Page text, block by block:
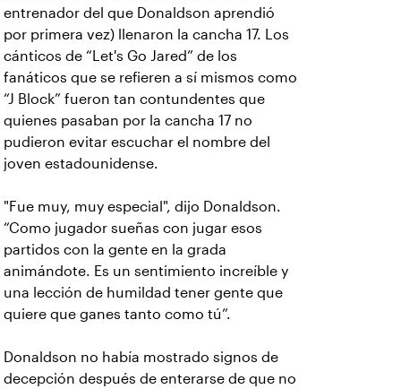
entrenador del que Donaldson aprendió
por primera vez) llenaron la cancha 17. Los
cánticos de “Let's Go Jared” de los
fanáticos que se refieren a sí mismos como
“J Block” fueron tan contundentes que
quienes pasaban por la cancha 17 no
pudieron evitar escuchar el nombre del
joven estadounidense.
"Fue muy, muy especial", dijo Donaldson.
“Como jugador sueñas con jugar esos
partidos con la gente en la grada
animándote. Es un sentimiento increíble y
una lección de humildad tener gente que
quiere que ganes tanto como tú”.
Donaldson no había mostrado signos de
decepción después de enterarse de que no